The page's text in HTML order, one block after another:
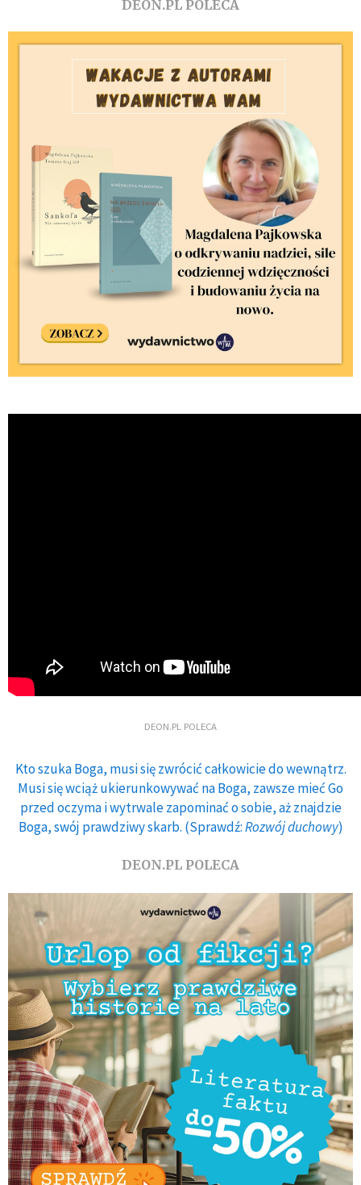
DEON.PL POLECA
DEON.PL POLECA
Kto szuka Boga, musi się zwrócić całkowicie do wewnątrz.
Musi się wciąż ukierunkowywać na Boga, zawsze mieć Go
przed oczyma i wytrwale zapominać o sobie, aż znajdzie
Boga, swój prawdziwy skarb. (Sprawdź:Rozwój duchowy)
DEON.PL POLECA